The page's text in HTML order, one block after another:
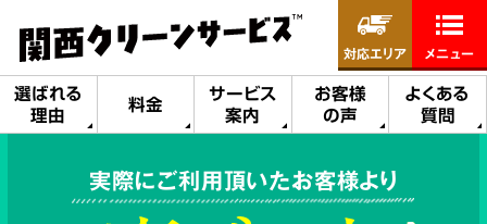
選ばれる
理由
料金
サービス
案内
お客様
の声
よくある
質問
対応エリア メニュー
実際にご利用頂いたお客様より